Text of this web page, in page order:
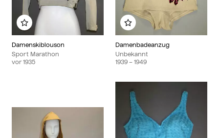
Damenskiblouson
Sport Marathon
vor 1935
Zu meinem Album hinzufügen
Damenbadeanzug
Unbekannt
1939 – 1949
Zu meinem Album